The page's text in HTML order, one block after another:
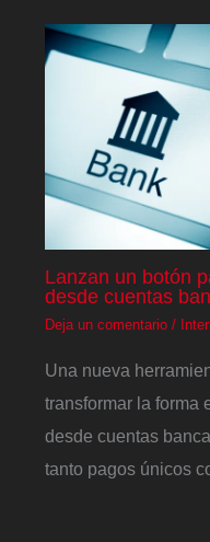
Lanzan un botón
desde cuentas
Deja un comentario /
Una nueva
transformar la forma
desde cuentas
tanto pagos únicos